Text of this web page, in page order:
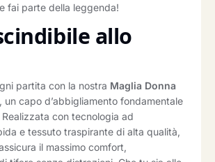
fai parte della leggenda!
allo
partita con la nostra Maglia Donna
, un capo d’abbigliamento fondamentale
con tecnologia ad
e tessuto traspirante di alta qualità,
il massimo comfort,